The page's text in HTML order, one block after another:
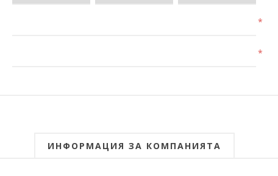
*
*
ИНФОРМАЦИЯ ЗА КОМПАНИЯТА